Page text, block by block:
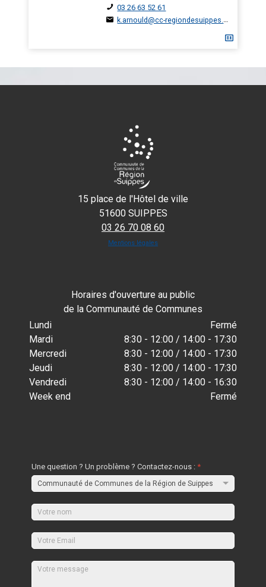
03 26 63 52 61
k.arnould@cc-regiondesuippes.com
15 place de l'Hôtel de ville
51600 SUIPPES
03 26 70 08 60
Mentions légales
Horaires d'ouverture au public
de la Communauté de Communes
Lundi
Fermé
Mardi
8:30 - 12:00 / 14:00 - 17:30
Mercredi
8:30 - 12:00 / 14:00 - 17:30
Jeudi
8:30 - 12:00 / 14:00 - 17:30
Vendredi
8:30 - 12:00 / 14:00 - 16:30
Week end
Fermé
Une question ? Un problème ? Contactez-nous :*